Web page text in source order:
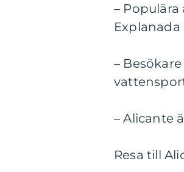
–
Explanada
–
– Alicante
Resa till